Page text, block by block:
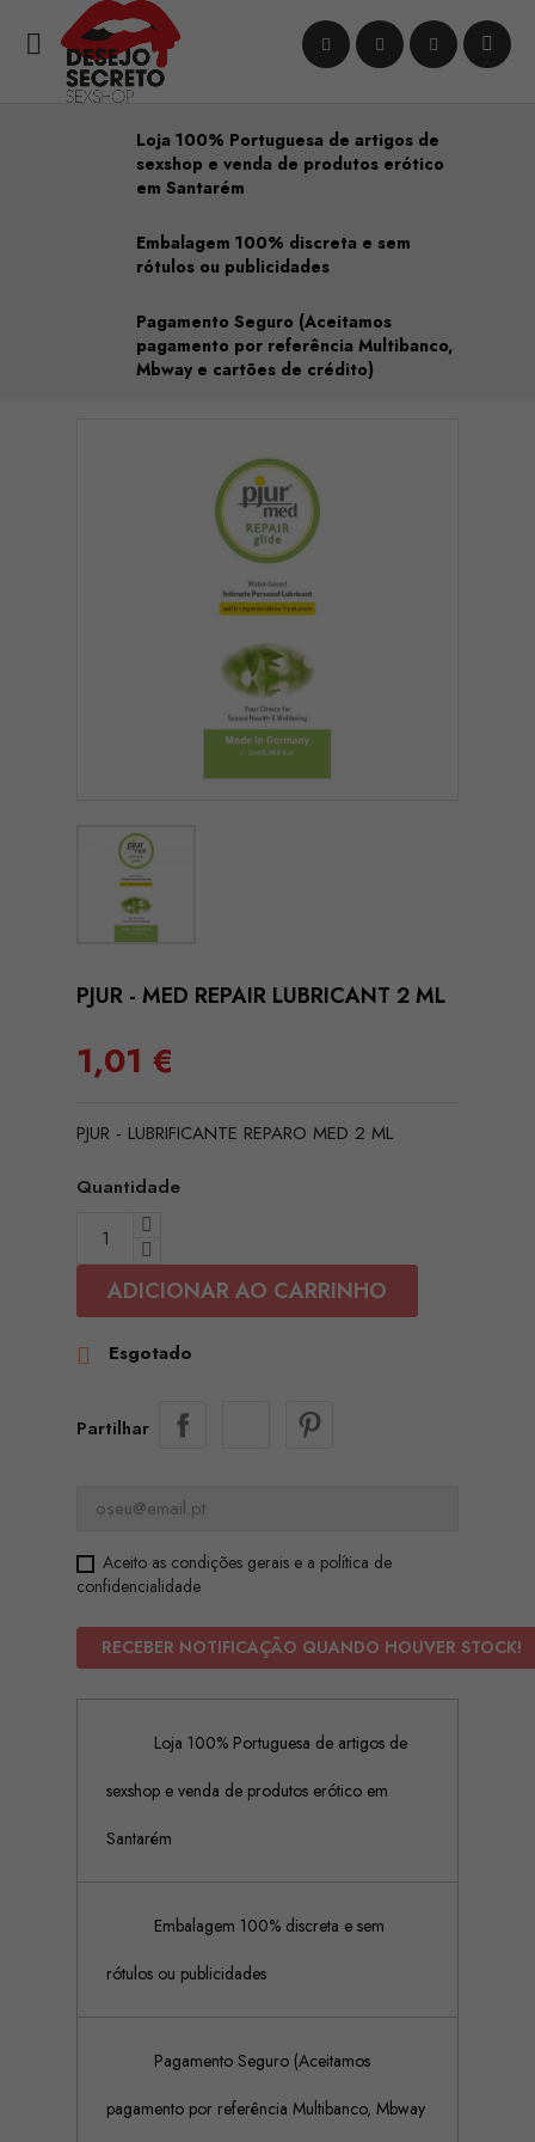

Loja 100% Portuguesa de artigos de
sexshop e venda de produtos erótico
em Santarém
Embalagem 100% discreta e sem
rótulos ou publicidades
Pagamento Seguro (Aceitamos
pagamento por referência Multibanco,
Mbway e cartões de crédito)
PJUR - MED REPAIR LUBRICANT 2 ML
1,01 €
PJUR - LUBRIFICANTE REPARO MED 2 ML
Quantidade
ADICIONAR AO CARRINHO
 Esgotado
Partilhar
Aceito as condições gerais e a política de
confidencialidade
RECEBER NOTIFICAÇÃO QUANDO HOUVER STOCK!
Loja 100% Portuguesa de artigos de
sexshop e venda de produtos erótico em
Santarém
Embalagem 100% discreta e sem
rótulos ou publicidades
Pagamento Seguro (Aceitamos
pagamento por referência Multibanco, Mbway